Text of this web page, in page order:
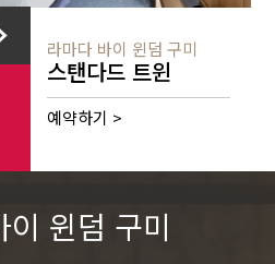
라마다 바이 윈덤 구미
스탠다드 트윈
예약하기 >
이 윈덤 구미